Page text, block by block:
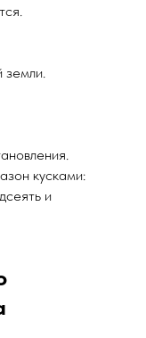
кусками:
и